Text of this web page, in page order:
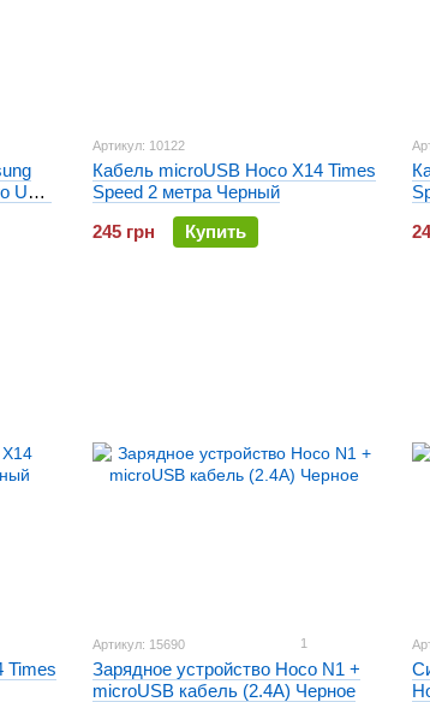
USB
Артикул: 10122
Кабель microUSB Hoco X14 Times
Speed 2 метра Черный
245 грн
Купить
Times
Артикул: 15690 1
Зарядное устройство Hoco N1 +
microUSB кабель (2.4A) Черное